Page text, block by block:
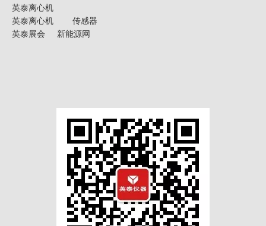
英泰离心机
英泰离心机
传感器
英泰展会
新能源网